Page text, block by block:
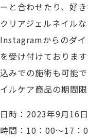
ーと合わせたり、好
クリアジェルネイル
Instagramからのダ
を受け付けておりま
込みでの施術も可能
イルケア商品の期間
日時：2023年9月16
時間：10：00～17：